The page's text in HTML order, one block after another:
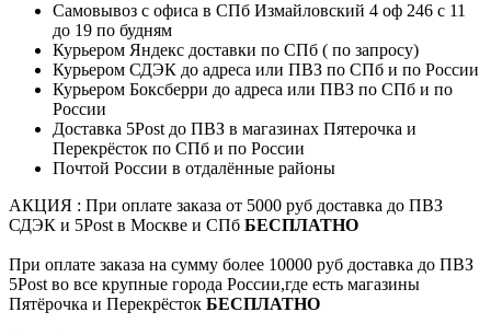
Самовывоз с офиса в СПб Измайловский 4 оф 246 с 11
до 19 по будням
Курьером Яндекс доставки по СПб ( по запросу)
Курьером СДЭК до адреса или ПВЗ по СПб и по России
Курьером Боксберри до адреса или ПВЗ по СПб и по
России
Доставка 5Post до ПВЗ в магазинах Пятерочка и
Перекрёсток по СПб и по России
Почтой России в отдалённые районы
АКЦИЯ : При оплате заказа от 5000 руб доставка до ПВЗ
СДЭК и 5Post в Москве и СПб БЕСПЛАТНО
При оплате заказа на сумму более 10000 руб доставка до ПВЗ
5Post во все крупные города России,где есть магазины
Пятёрочка и Перекрёсток БЕСПЛАТНО